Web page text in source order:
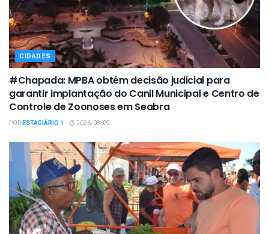
CIDADES
#Chapada: MPBA obtém decisão judicial para
garantir implantação do Canil Municipal e Centro de
Controle de Zoonoses em Seabra
PORESTAGIÁRIO 1 2026/08/09